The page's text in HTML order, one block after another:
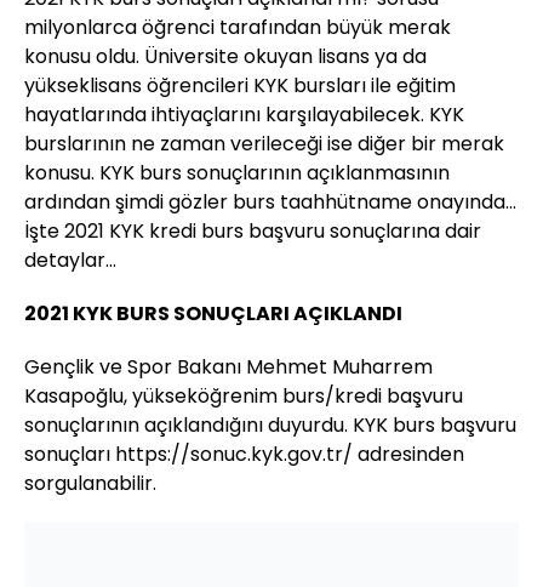
milyonlarca öğrenci tarafından büyük merak
konusu oldu. Üniversite okuyan lisans ya da
yükseklisans öğrencileri KYK bursları ile eğitim
hayatlarında ihtiyaçlarını karşılayabilecek. KYK
burslarının ne zaman verileceği ise diğer bir merak
konusu. KYK burs sonuçlarının açıklanmasının
ardından şimdi gözler burs taahhütname onayında...
İşte 2021 KYK kredi burs başvuru sonuçlarına dair
detaylar...
2021 KYK BURS SONUÇLARI AÇIKLANDI
Gençlik ve Spor Bakanı Mehmet Muharrem
Kasapoğlu, yükseköğrenim burs/kredi başvuru
sonuçlarının açıklandığını duyurdu. KYK burs başvuru
sonuçları https://sonuc.kyk.gov.tr/ adresinden
sorgulanabilir.